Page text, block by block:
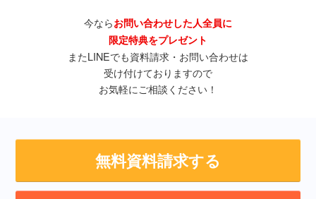
今ならお問い合わせした人全員に
限定特典をプレゼント
またLINEでも資料請求・お問い合わせは
受け付けておりますので
お気軽にご相談ください！
無料資料請求する